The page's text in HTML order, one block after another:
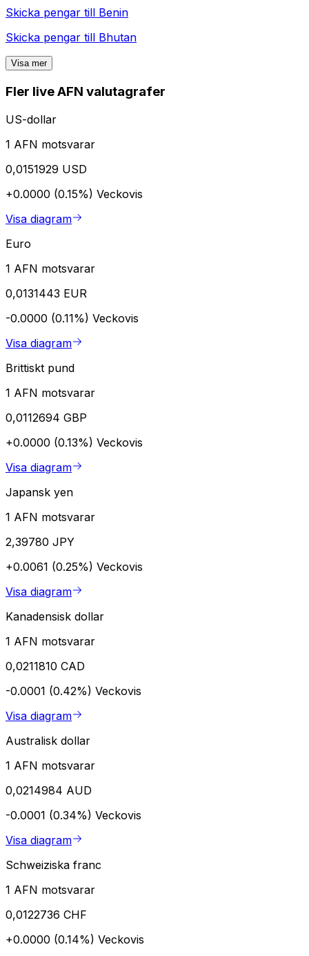
Skicka pengar till Benin
Skicka pengar till Bhutan
Visa mer
Fler live AFN valutagrafer
US-dollar
1 AFN motsvarar
0,0151929 USD
+0.0000 (0.15%) Veckovis
Visa diagram
Euro
1 AFN motsvarar
0,0131443 EUR
-0.0000 (0.11%) Veckovis
Visa diagram
Brittiskt pund
1 AFN motsvarar
0,0112694 GBP
+0.0000 (0.13%) Veckovis
Visa diagram
Japansk yen
1 AFN motsvarar
2,39780 JPY
+0.0061 (0.25%) Veckovis
Visa diagram
Kanadensisk dollar
1 AFN motsvarar
0,0211810 CAD
-0.0001 (0.42%) Veckovis
Visa diagram
Australisk dollar
1 AFN motsvarar
0,0214984 AUD
-0.0001 (0.34%) Veckovis
Visa diagram
Schweiziska franc
1 AFN motsvarar
0,0122736 CHF
+0.0000 (0.14%) Veckovis